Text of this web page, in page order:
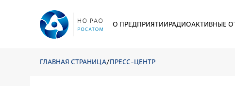
О ПРЕДПРИЯТИИРАДИОАКТИВНЫЕ
ГЛАВНАЯ СТРАНИЦА/ПРЕСС-ЦЕНТР